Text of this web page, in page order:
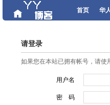
首页 华
请登录
如果您在本站已拥有帐号，请使
用户名
密 码